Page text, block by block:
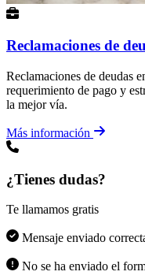
Reclamaciones de
Reclamaciones de deudas
requerimiento de pago y
la mejor vía.
Más información
¿Tienes dudas?
Te llamamos gratis
Mensaje enviado
No se ha enviado el